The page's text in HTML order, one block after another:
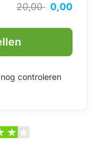
20,00 0,00
controleren